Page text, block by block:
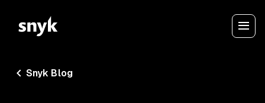
Snyk Blog